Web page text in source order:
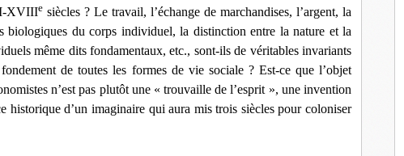
XVIIIe siècles ? Le travail, l’échange de marchandises, l’argent, la
biologiques du corps individuel, la distinction entre la nature et la
même dits fondamentaux, etc., sont-ils de véritables invariants
de toutes les formes de vie sociale ? Est-ce que l’objet
n’est pas plutôt une « trouvaille de l’esprit », une invention
historique d’un imaginaire qui aura mis trois siècles pour coloniser